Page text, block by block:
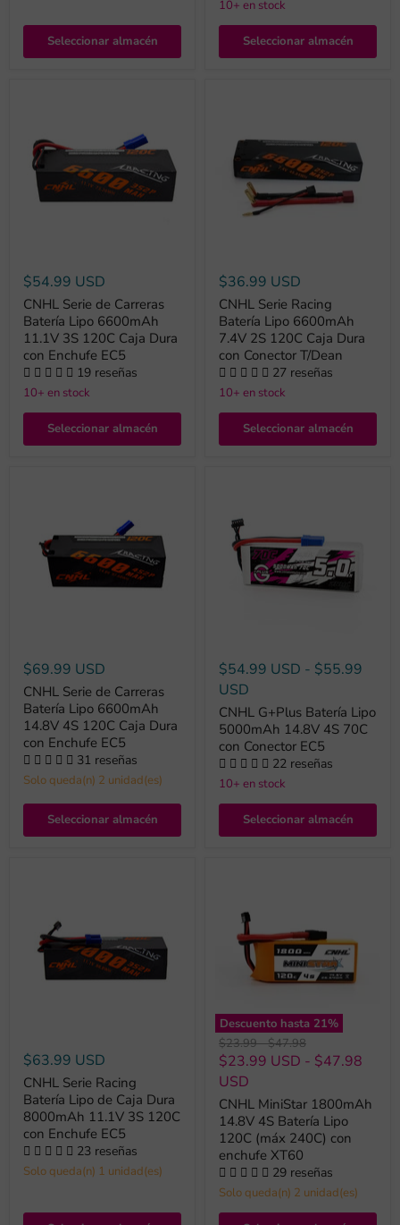
Seleccionar almacén
10+ en stock
Seleccionar almacén
$54.99 USD
CNHL Serie de Carreras
Batería Lipo 6600mAh
11.1V 3S 120C Caja Dura
con Enchufe EC5
19 reseñas
10+ en stock
Seleccionar almacén
$36.99 USD
CNHL Serie Racing
Batería Lipo 6600mAh
7.4V 2S 120C Caja Dura
con Conector T/Dean
27 reseñas
10+ en stock
Seleccionar almacén
$69.99 USD
CNHL Serie de Carreras
Batería Lipo 6600mAh
14.8V 4S 120C Caja Dura
con Enchufe EC5
31 reseñas
Solo queda(n) 2 unidad(es)
Seleccionar almacén
$54.99 USD - $55.99
USD
CNHL G+Plus Batería Lipo
5000mAh 14.8V 4S 70C
con Conector EC5
22 reseñas
10+ en stock
Seleccionar almacén
$63.99 USD
CNHL Serie Racing
Batería Lipo de Caja Dura
8000mAh 11.1V 3S 120C
con Enchufe EC5
23 reseñas
Solo queda(n) 1 unidad(es)
Descuento hasta 21%
Precio
original
$23.99-Precio
original
$47.98
$23.99 USD - $47.98
USD
CNHL MiniStar 1800mAh
14.8V 4S Batería Lipo
120C (máx 240C) con
enchufe XT60
29 reseñas
Solo queda(n) 2 unidad(es)